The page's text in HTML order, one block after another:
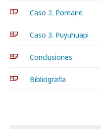
Caso 2. Pomaire
Caso 3. Puyuhuapi
Conclusiones
Bibliografía